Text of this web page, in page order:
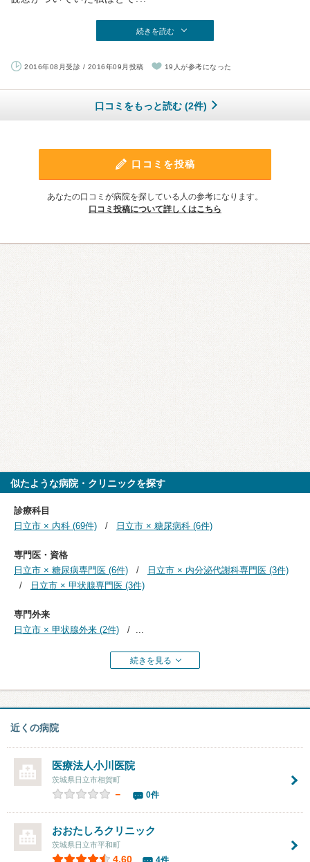
続きを読む
2016年08月受診 / 2016年09月投稿 19人が参考になった
口コミをもっと読む (2件)
口コミを投稿
あなたの口コミが病院を探している人の参考になります。
口コミ投稿について詳しくはこちら
似たような病院・クリニックを探す
診療科目
日立市 × 内科 (69件)
日立市 × 糖尿病科 (6件)
専門医・資格
日立市 × 糖尿病専門医 (6件)
日立市 × 内分泌代謝科専門医 (3件)
日立市 × 甲状腺専門医 (3件)
専門外来
日立市 × 甲状腺外来 (2件)
続きを見る
近くの病院
医療法人小川医院
茨城県日立市相賀町
－ 0件
おおたしろクリニック
茨城県日立市平和町
4.60 4件